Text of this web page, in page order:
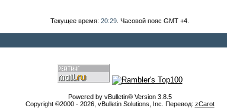
Текущее время: 20:29 . Часовой пояс GMT +4.
Powered by vBulletin® Version 3.8.5
Copyright ©2000 - 2026, vBulletin Solutions, Inc. Перевод: zCarot